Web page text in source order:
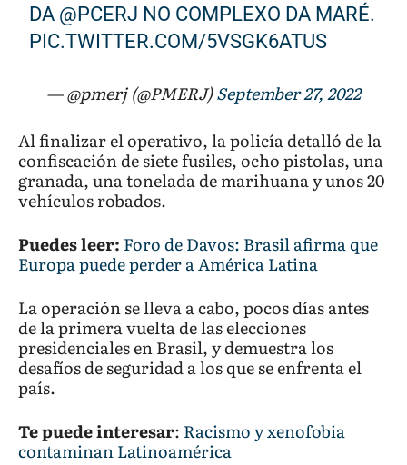
DA @PCERJ NO COMPLEXO DA MARÉ.
PIC.TWITTER.COM/5VSGK6ATUS
— @pmerj (@PMERJ)September 27, 2022
Al finalizar el operativo, la policía detalló de la
confiscación de siete fusiles, ocho pistolas, una
granada, una tonelada de marihuana y unos 20
vehículos robados.
Puedes leer: Foro de Davos: Brasil afirma que
Europa puede perder a América Latina
La operación se lleva a cabo, pocos días antes
de la primera vuelta de las elecciones
presidenciales en Brasil, y demuestra los
desafíos de seguridad a los que se enfrenta el
país.
Te puede interesar: Racismo y xenofobia
contaminan Latinoamérica